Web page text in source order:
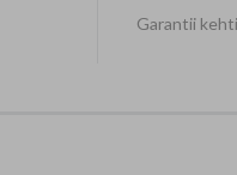
Garantii